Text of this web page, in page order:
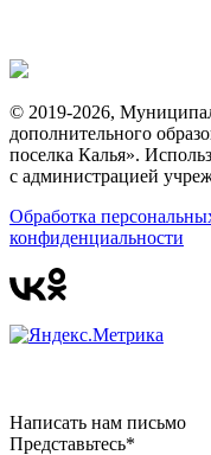
© 2019-2026,
дополнительного
поселка Калья».
с администрацией
Обработка
конфиденциальности
Написать нам письмо
Представьтесь*